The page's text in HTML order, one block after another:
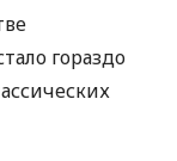
гораздо